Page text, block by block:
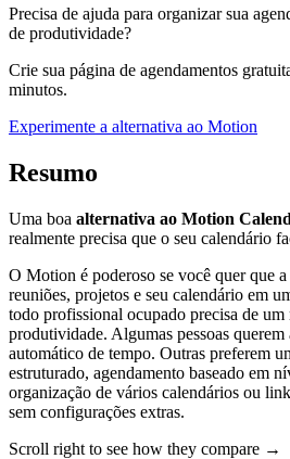
Precisa de ajuda para organizar sua
de produtividade?
Crie sua página de agendamentos
minutos.
Experimente a alternativa ao Motion
Resumo
Uma boa alternativa ao Motion
realmente precisa que o seu calendário
O Motion é poderoso se você quer que
reuniões, projetos e seu calendário em
todo profissional ocupado precisa de
produtividade. Algumas pessoas querem
automático de tempo. Outras preferem
estruturado, agendamento baseado em
organização de vários calendários ou
sem configurações extras.
Scroll right to see how they compare →